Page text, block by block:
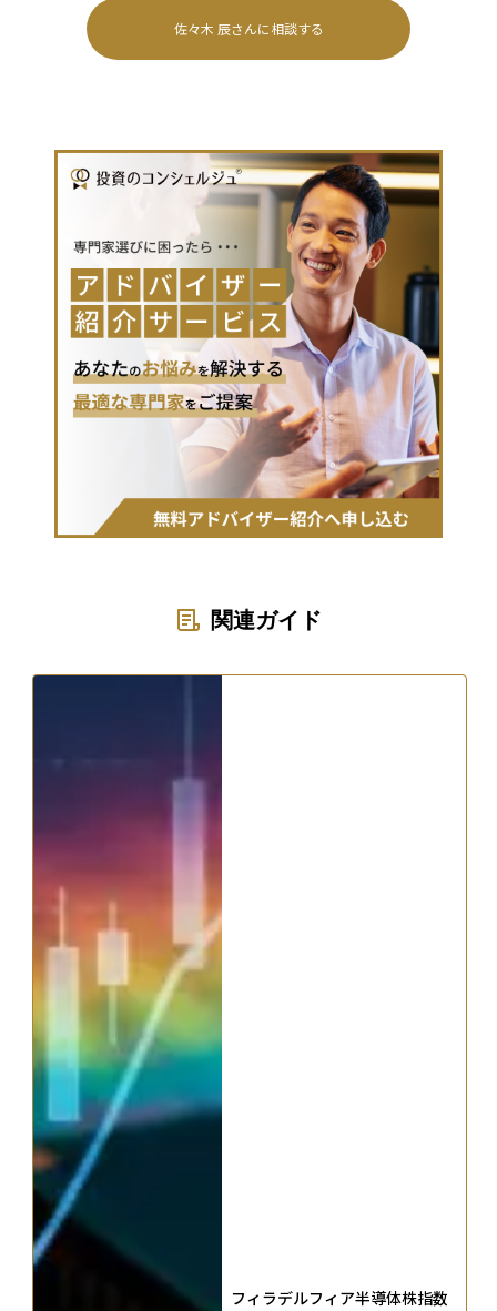
佐々木 辰さんに相談する
関連ガイド
フィラデルフィア半導体株指数